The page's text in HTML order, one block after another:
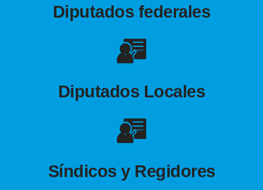
Diputados federales
Diputados Locales
Síndicos y Regidores